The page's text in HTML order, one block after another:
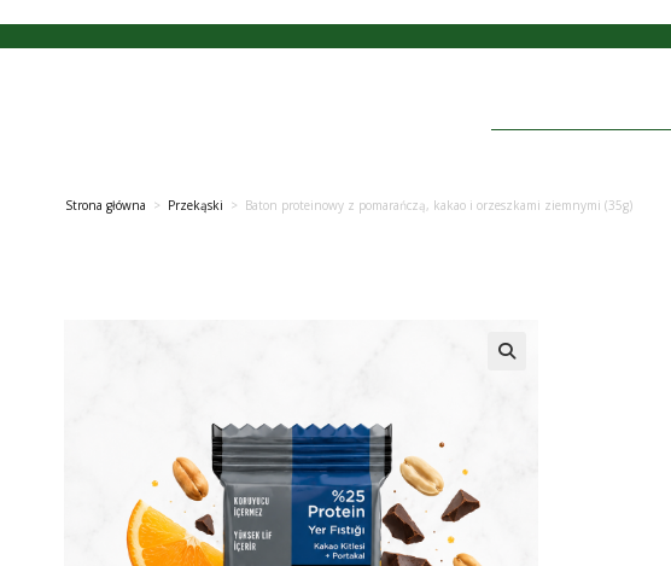
Strona główna > Przekąski > Baton proteinowy z pomarańczą, kakao i orzeszkami ziemnymi (35g)